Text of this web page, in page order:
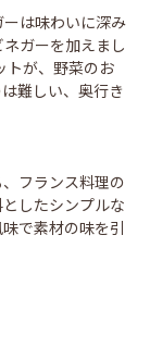
は味わいに深み
ガーを加えまし
トが、野菜のお
難しい、奥行き
フランス料理の
したシンプルな
で素材の味を引